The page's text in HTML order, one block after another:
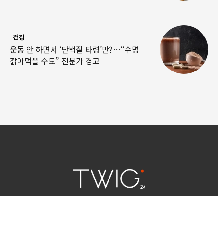
건강
운동 안 하면서 ‘단백질 타령’만?…“수명
갉아먹을 수도” 전문가 경고